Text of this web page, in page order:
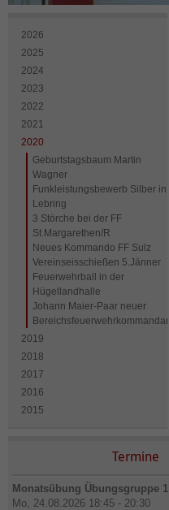
2026
2025
2024
2023
2022
2021
2020
Geburtstagsbaum Martin
Wagner
Funkleistungsbewerb Silber in
Lebring
3 Störche bei der FF
St.Margarethen/R
Neues Kommando FF Sulz
Vereinseisschießen 5.Jänner
Feuerwehrball in der
Hügellandhalle
Johann Maier-Paar neuer
Bereichsfeuerwehrkommandant
2019
2018
2017
2016
2015
Termine
Monatsübung Übungsgruppe 1
Mo, 24.08.2026 18:45 - 20:30